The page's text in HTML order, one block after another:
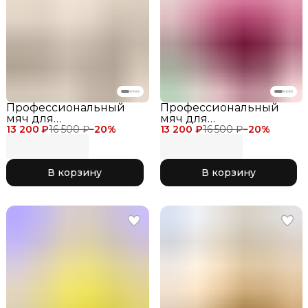
13 200 ₽16 500 ₽−20%
Профессиональный
мяч для
художественной
соревнований, цвет
белый с блеском 600
White
В корзину
13 200 ₽16 500 ₽−20%
Профессиональный
мяч для
художественной
соревнований, цвет
фуксия с блеском 648
Magenta
В корзину